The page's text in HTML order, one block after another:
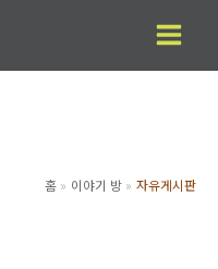
홈 이야기 방 자유게시판